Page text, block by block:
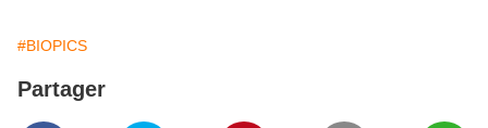
#BIOPICS
Partager